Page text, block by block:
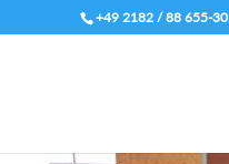
+49 2182 / 88 655-30